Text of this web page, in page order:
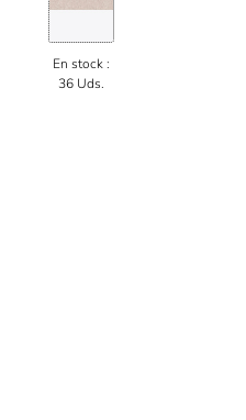
En stock :
36 Uds.